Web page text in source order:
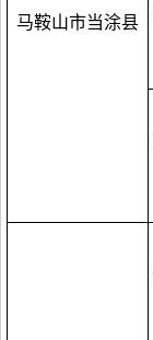
马鞍山市当涂县